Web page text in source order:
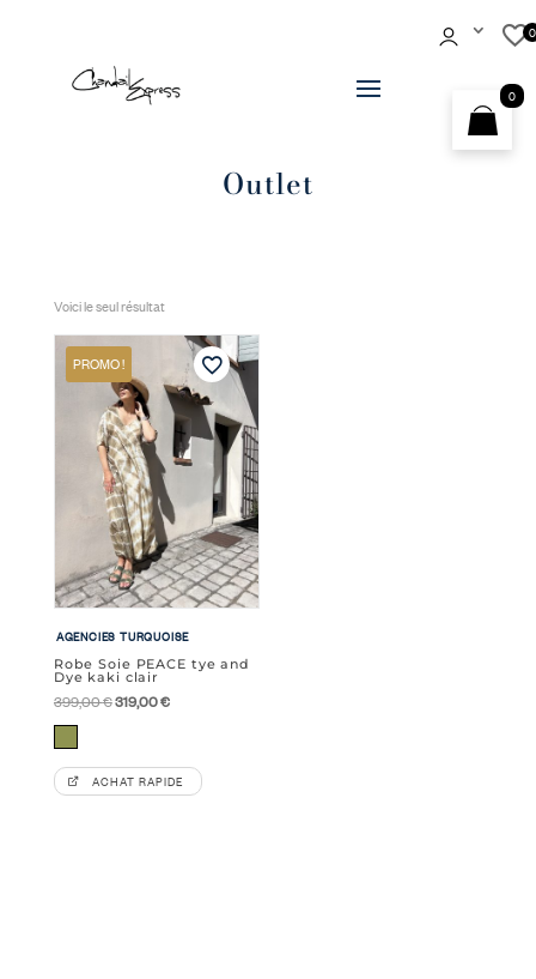
Outlet
Voici le seul résultat
PROMO !
AGENCIES TURQUOISE
Robe Soie PEACE tye and
Dye kaki clair
399,00€Le
initial
319,00€Le
actuel
Kaki
ACHAT RAPIDE
0